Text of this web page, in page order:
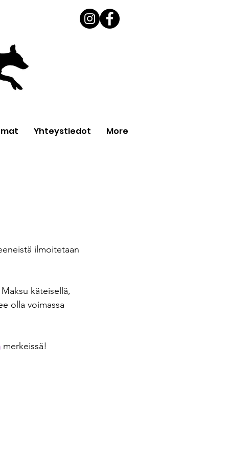
Yhteystiedot More
ilmoitetaan
käteisellä,
olla voimassa
merkeissä!